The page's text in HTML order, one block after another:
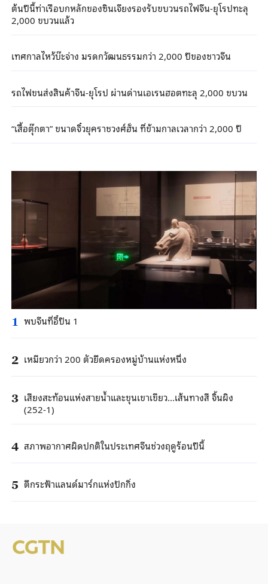
ต้นปีนี้ท่าเรือบกหลักของซินเจียงรองรับขบวนรถไฟจีน-ยุโรปทะลุ
2,000 ขบวนแล้ว
เทศกาลไหว้บ๊ะจ่าง มรดกวัฒนธรรมกว่า 2,000 ปีของชาวจีน
รถไฟขนส่งสินค้าจีน-ยุโรป ผ่านด่านเอเรนฮอตทะลุ 2,000 ขบวน
“เสื้อตุ๊กตา” ขนาดจิ๋วยุคราชวงศ์ฮั่น ที่ข้ามกาลเวลากว่า 2,000 ปี
1 พบจีนที่อี๋ปิน 1
2 เหมียวกว่า 200 ตัวยึดครองหมู่บ้านแห่งหนึ่ง
3 เสียงสะท้อนแห่งสายน้ำและขุนเขาเขียว...เส้นทางสี จิ้นผิง
(252-1)
4 สภาพอากาศผิดปกติในประเทศจีนช่วงฤดูร้อนปีนี้
5 ตึกระฟ้าแลนด์มาร์กแห่งปักกิ่ง